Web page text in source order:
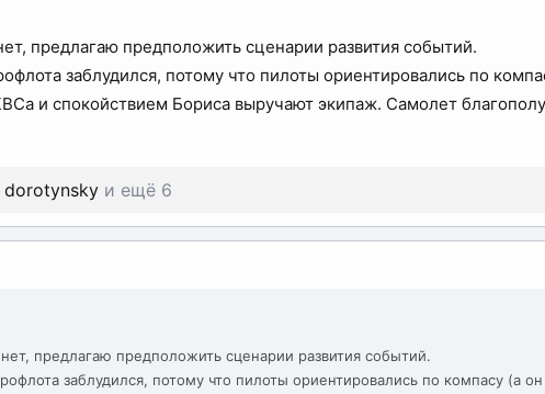
предлагаю предположить сценарии развития событий.
заблудился, потому что пилоты ориентировались по
и спокойствием Бориса выручают экипаж. Самолет
dorotynsky и ещё 6
предлагаю предположить сценарии развития событий.
заблудился, потому что пилоты ориентировались по компасу (а